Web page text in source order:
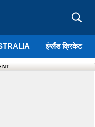
इंग्लैंड क्रिकेट